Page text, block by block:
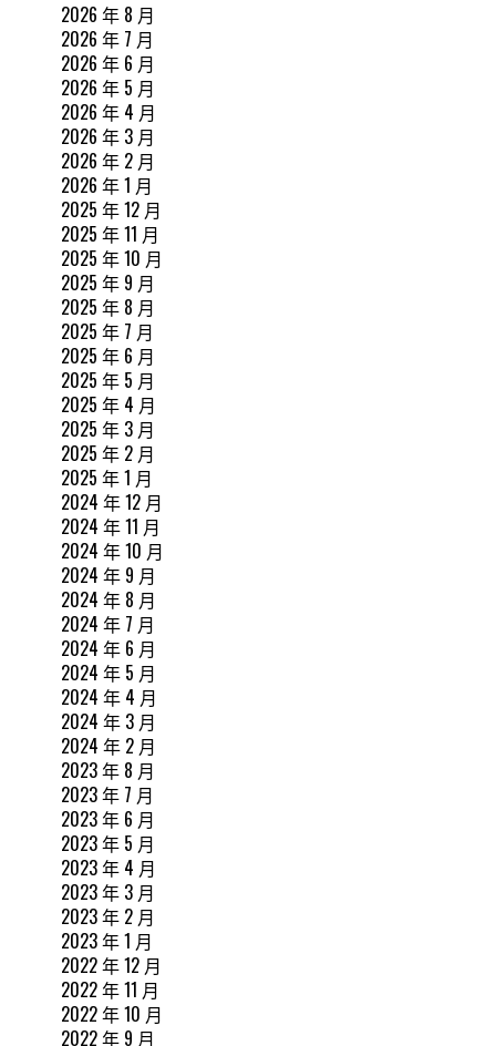
2026 年 8 月
2026 年 7 月
2026 年 6 月
2026 年 5 月
2026 年 4 月
2026 年 3 月
2026 年 2 月
2026 年 1 月
2025 年 12 月
2025 年 11 月
2025 年 10 月
2025 年 9 月
2025 年 8 月
2025 年 7 月
2025 年 6 月
2025 年 5 月
2025 年 4 月
2025 年 3 月
2025 年 2 月
2025 年 1 月
2024 年 12 月
2024 年 11 月
2024 年 10 月
2024 年 9 月
2024 年 8 月
2024 年 7 月
2024 年 6 月
2024 年 5 月
2024 年 4 月
2024 年 3 月
2024 年 2 月
2023 年 8 月
2023 年 7 月
2023 年 6 月
2023 年 5 月
2023 年 4 月
2023 年 3 月
2023 年 2 月
2023 年 1 月
2022 年 12 月
2022 年 11 月
2022 年 10 月
2022 年 9 月